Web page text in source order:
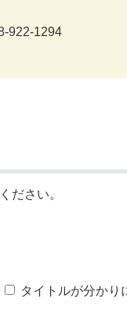
922-1294
ださい。
タイトルが分かり